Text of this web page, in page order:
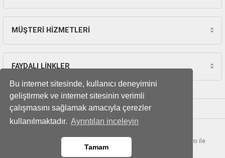
Bu internet sitesinde, kullanıcı deneyimini
geliştirmek ve internet sitesinin verimli
çalışmasını sağlamak amacıyla çerezler
kullanılmaktadır. Ayrıntıları inceleyin
Tamam
MÜŞTERİ HİZMETLERİ
FAYDALI LİNKLER
© Tüm hakları saklıdır. Kredi kartı bilgileriniz 256bit SSL sertifikası ile
korunmaktadır.